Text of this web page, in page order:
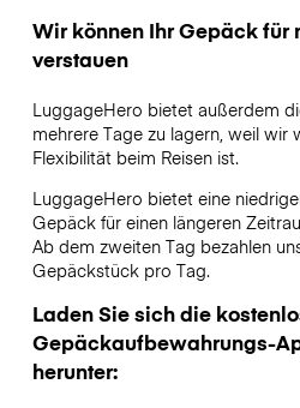
Wir können Ihr Gepäck für
verstauen
LuggageHero bietet außerdem
mehrere Tage zu lagern, weil wir
Flexibilität beim Reisen ist.
LuggageHero bietet eine
Gepäck für einen längeren
Ab dem zweiten Tag bezahlen
Gepäckstück pro Tag.
Laden Sie sich die
Gepäckaufbewahrungs-
herunter: